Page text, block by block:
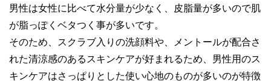
男性は女性に比べて水分量が少なく、皮脂量が多いので肌
が脂っぽくベタつく事が多いです。
そのため、スクラブ入りの洗顔料や、メントールが配合さ
れた清涼感のあるスキンケアが好まれるため、男性用のス
キンケアはさっぱりとした使い心地のものが多いのが特徴